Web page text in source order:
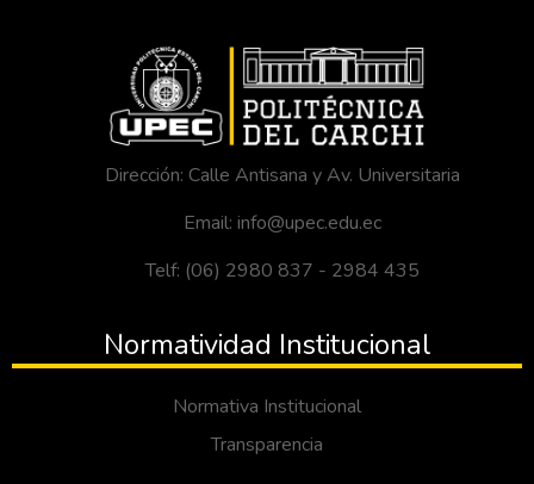
Dirección: Calle Antisana y Av. Universitaria
Email: info@upec.edu.ec
Telf: (06) 2980 837 - 2984 435
Normatividad Institucional
Normativa Institucional
Transparencia